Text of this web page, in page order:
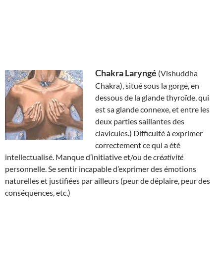
Chakra Laryngé (Vishuddha
Chakra), situé sous la gorge, en
dessous de la glande thyroïde, qui
est sa glande connexe, et entre les
deux parties saillantes des
clavicules.) Difficulté à exprimer
correctement ce qui a été
intellectualisé. Manque d’initiative et/ou decréativité
personnelle. Se sentir incapable d’exprimer des émotions
naturelles et justifiées par ailleurs (peur de déplaire, peur des
conséquences, etc.)